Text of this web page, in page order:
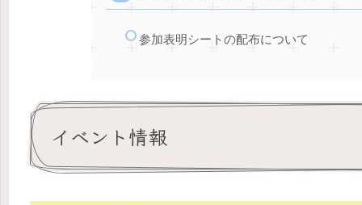
参加表明シートの配布について
イベント情報